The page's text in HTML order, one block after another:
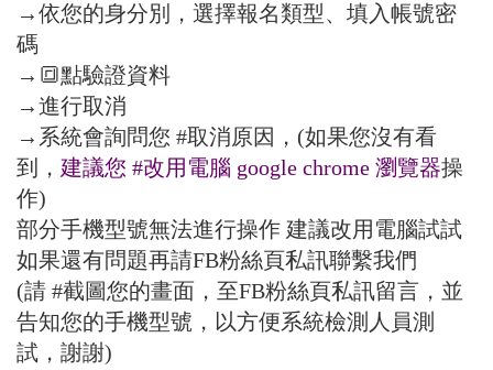
→依您的身分別，選擇報名類型、填入帳號密
碼
→🔳點驗證資料
→進行取消
→系統會詢問您 #取消原因 ，(如果您沒有看
到， 建議您 #改用電腦 google chrome 瀏覽器操
作)
部分手機型號無法進行操作 建議改用電腦試試
如果還有問題再請FB粉絲頁私訊聯繫我們
(請 #截圖您的畫面 ，至FB粉絲頁私訊留言，並
告知您的手機型號，以方便系統檢測人員測
試，謝謝)